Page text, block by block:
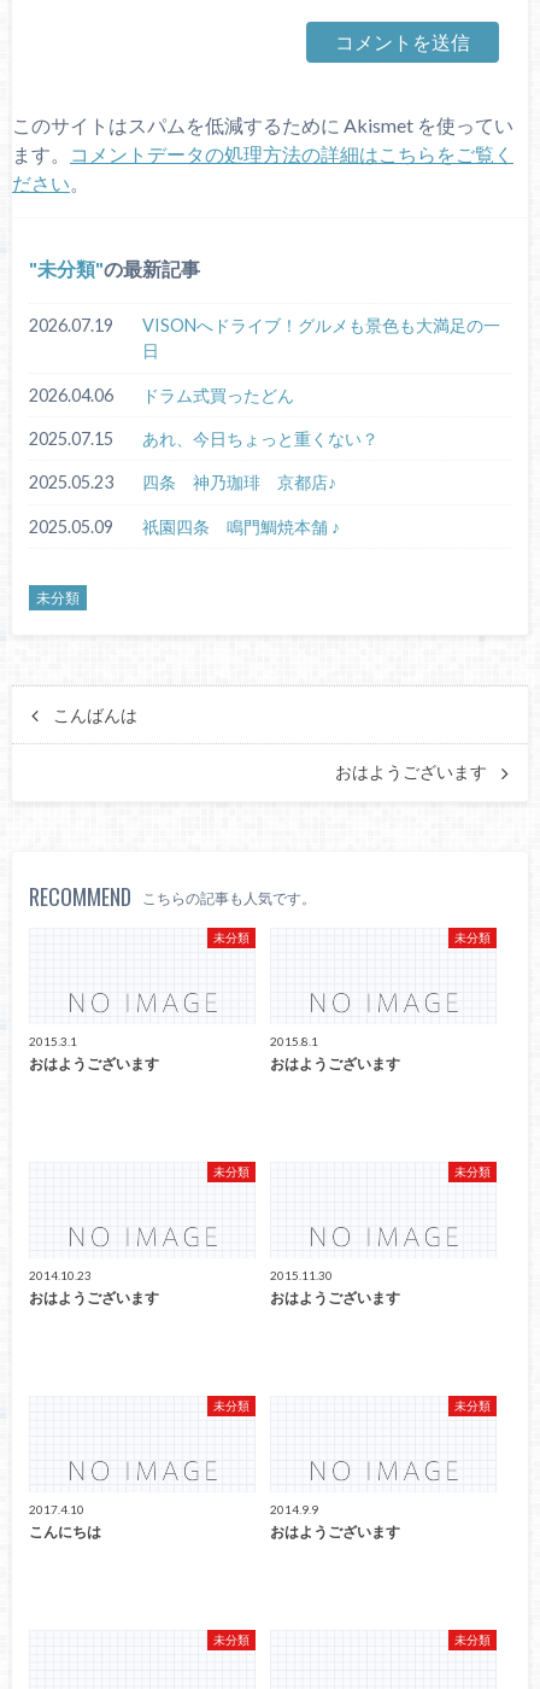
このサイトはスパムを低減するために Akismet を使ってい
ます。
コメントデータの処理方法の詳細はこちらをご覧く
ださい
未分類 の最新記事
2026.07.19
VISONへドライブ！グルメも景色も大満足の一
日
2026.04.06 ドラム式買ったどん
2025.07.15 あれ、今日ちょっと重くない？
2025.05.23 四条 神乃珈琲 京都店♪
2025.05.09 祇園四条 鳴門鯛焼本舗 ♪
未分類
こんばんは
おはようございます
RECOMMEND こちらの記事も人気です。
未分類
2015.3.1
おはようございます
未分類
2015.8.1
おはようございます
未分類
2014.10.23
おはようございます
未分類
2015.11.30
おはようございます
未分類
2017.4.10
こんにちは
未分類
2014.9.9
おはようございます
未分類 未分類